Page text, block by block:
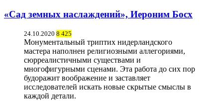
«Сад земных наслаждений», Иероним Босх
24.10.2020 8 425
Монументальный триптих нидерландского
мастера наполнен религиозными аллегориями,
сюрреалистичными существами и
многофигурными сценами. Эта работа до сих пор
будоражит воображение и заставляет
исследователей искать новые скрытые смыслы в
каждой детали.